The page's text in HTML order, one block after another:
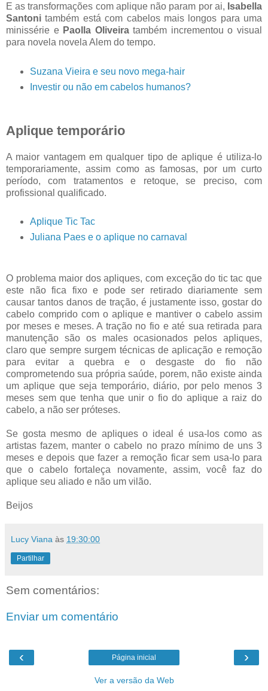
E as transformações com aplique não param por ai, Isabella
Santonitambém está com cabelos mais longos para uma
minissérie ePaolla Oliveiratambém incrementou o visual
para novela novela Alem do tempo.
Suzana Vieira e seu novo mega-hair
Investir ou não em cabelos humanos?
Aplique temporário
A maior vantagem em qualquer tipo de aplique é utiliza-lo
temporariamente, assim como as famosas, por um curto
período, com tratamentos e retoque, se preciso, com
profissional qualificado.
Aplique Tic Tac
Juliana Paes e o aplique no carnaval
O problema maior dos apliques, com exceção do tic tac que
este não fica fixo e pode ser retirado diariamente sem
causar tantos danos de tração, é justamente isso, gostar do
cabelo comprido com o aplique e mantiver o cabelo assim
por meses e meses. A tração no fio e até sua retirada para
manutenção são os males ocasionados pelos apliques,
claro que sempre surgem técnicas de aplicação e remoção
para evitar a quebra e o desgaste do fio não
comprometendo sua própria saúde, porem, não existe ainda
um aplique que seja temporário, diário, por pelo menos 3
meses sem que tenha que unir o fio do aplique a raiz do
cabelo, a não ser próteses.
Se gosta mesmo de apliques o ideal é usa-los como as
artistas fazem, manter o cabelo no prazo mínimo de uns 3
meses e depois que fazer a remoção ficar sem usa-lo para
que o cabelo fortaleça novamente, assim, você faz do
aplique seu aliado e não um vilão.
Beijos
Lucy Viana às 19:30:00
Partilhar
Sem comentários:
Enviar um comentário
‹ ›
Página inicial
Ver a versão da Web